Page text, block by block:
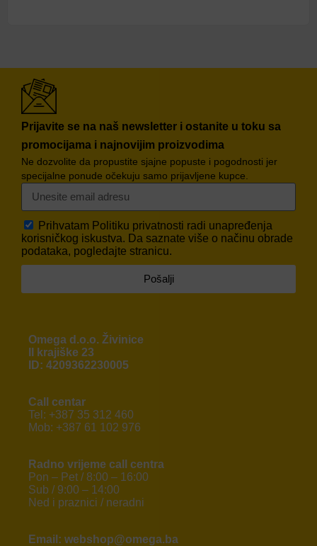
Prijavite se na naš newsletter i ostanite u toku sa
promocijama i najnovijim proizvodima
Ne dozvolite da propustite sjajne popuste i pogodnosti jer
specijalne ponude očekuju samo prijavljene kupce.
Prihvatam Politiku privatnosti radi unapređenja
korisničkog iskustva. Da saznate više o načinu obrade
podataka, pogledajte stranicu.
Pošalji
Omega d.o.o. Živinice
II krajiške 23
ID: 4209362230005
Call centar
Tel: +387 35 312 460
Mob: +387 61 102 976
Radno vrijeme call centra
Pon – Pet / 8:00 – 16:00
Sub / 9:00 – 14:00
Ned i praznici / neradni
Email: webshop@omega.ba